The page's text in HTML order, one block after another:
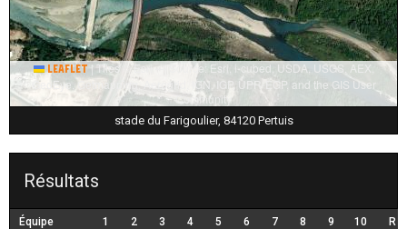
Leaflet |Tiles © Esri — Source: Esri, i-cubed, USDA, USGS, AEX,
GeoEye, Getmapping, Aerogrid, IGN, IGP, UPR-EGP, and the GIS User
Community
stade du Farigoulier, 84120 Pertuis
Résultats
Équipe 1 2 3 4 5 6 7 8 9 10 R